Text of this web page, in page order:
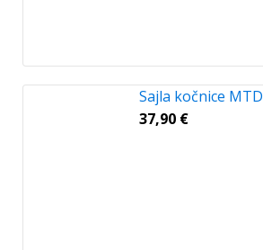
Sajla kočnice MTD
37,90 €